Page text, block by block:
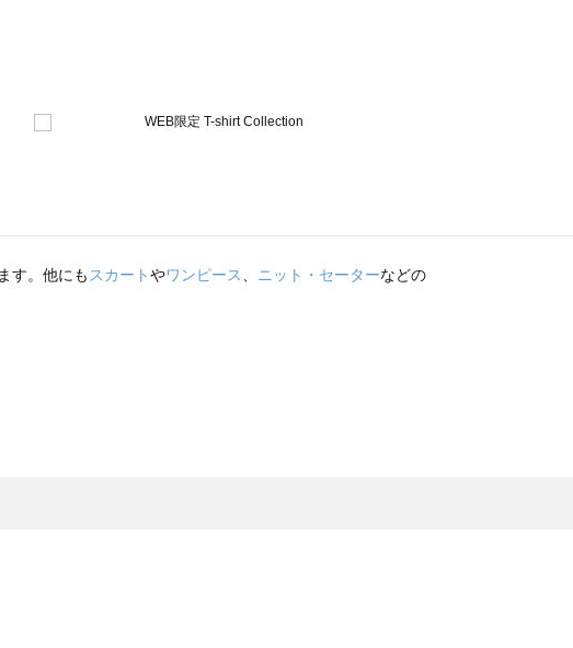
す。他にもスカートやワンピース、 ニット・セーターなどの